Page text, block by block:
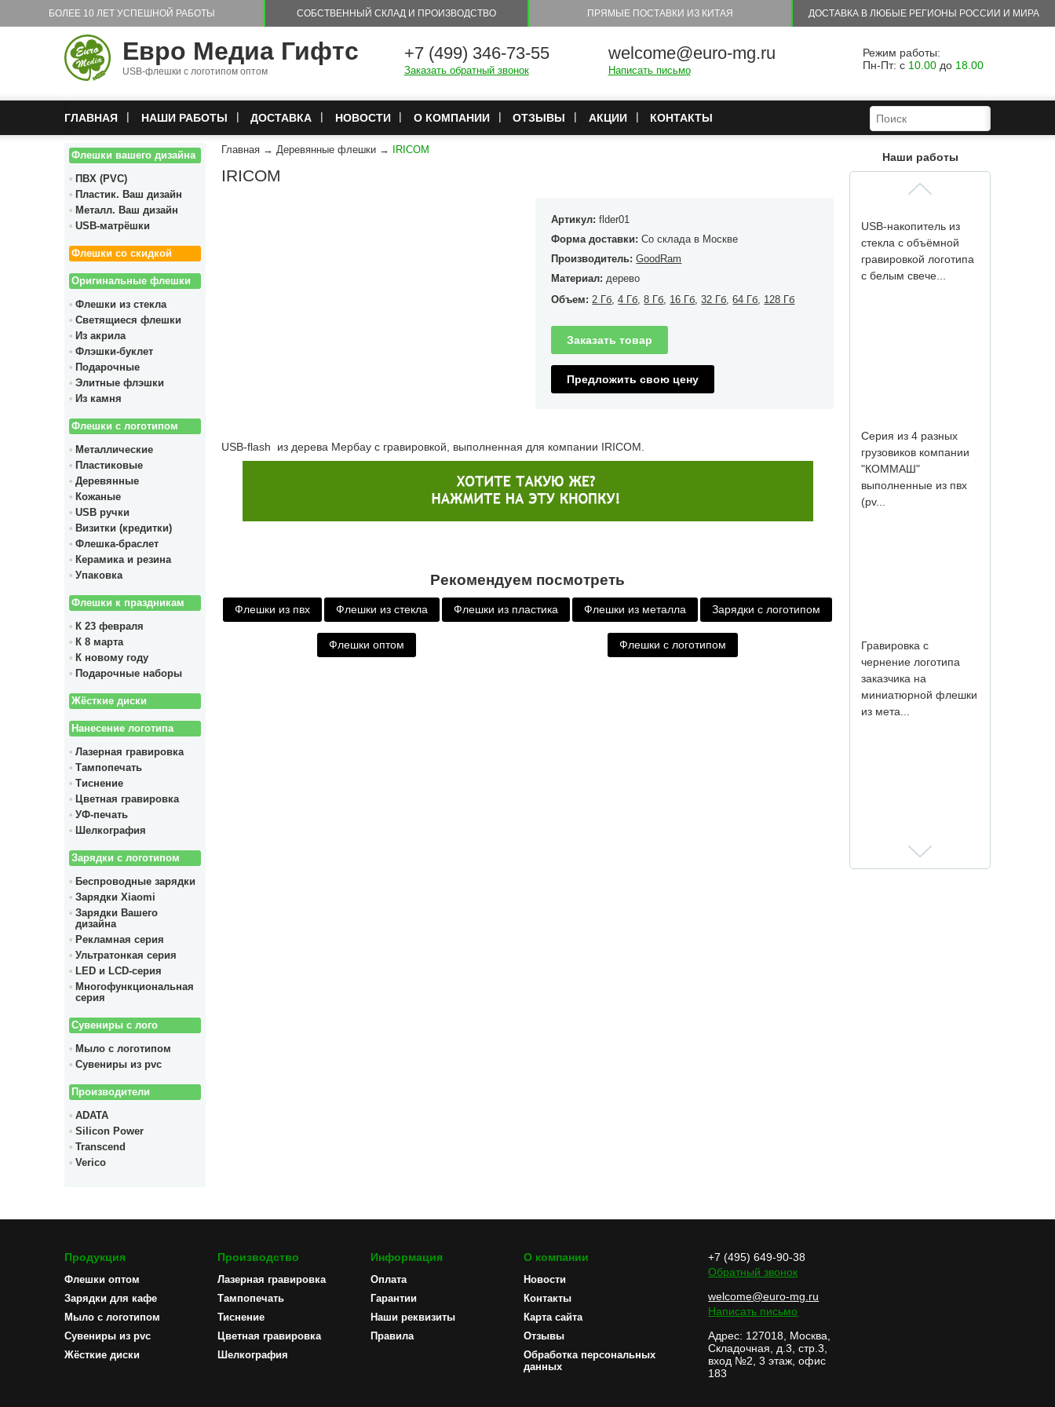
Перейти к основному содержанию
БОЛЕЕ 10 ЛЕТ УСПЕШНОЙ РАБОТЫ СОБСТВЕННЫЙ СКЛАД И ПРОИЗВОДСТВО ПРЯМЫЕ ПОСТАВКИ ИЗ КИТАЯ ДОСТАВКА В ЛЮБЫЕ РЕГИОНЫ РОССИИ И МИРА
Евро Медиа Гифтс
USB-флешки с логотипом оптом
+7 (499) 346-73-55
Заказать обратный звонок
welcome@euro-mg.ru
Написать письмо
Режим работы:
Пн-Пт: с 10.00 до 18.00
ГЛАВНАЯ НАШИ РАБОТЫ ДОСТАВКА НОВОСТИ О КОМПАНИИ ОТЗЫВЫ АКЦИИ КОНТАКТЫ ФОРМА ПОИСКА
ПОИСК
Флешки вашего дизайна
ПВХ (PVC)
Пластик. Ваш дизайн
Металл. Ваш дизайн
USB-матрёшки
Флешки со скидкой
Оригинальные флешки
Флешки из стекла
Светящиеся флешки
Из акрила
Флэшки-буклет
Подарочные
Элитные флэшки
Из камня
Флешки с логотипом
Металлические
Пластиковые
Деревянные
Кожаные
USB ручки
Визитки (кредитки)
Флешка-браслет
Керамика и резина
Упаковка
Флешки к праздникам
К 23 февраля
К 8 марта
К новому году
Подарочные наборы
Жёсткие диски
Нанесение логотипа
Лазерная гравировка
Тампопечать
Тиснение
Цветная гравировка
УФ-печать
Шелкография
Зарядки с логотипом
Беспроводные зарядки
Зарядки Xiaomi
Зарядки Вашего
дизайна
Рекламная серия
Ультратонкая серия
LED и LCD-серия
Многофункциональная
серия
Сувениры с лого
Мыло с логотипом
Сувениры из pvc
Производители
ADATA
Silicon Power
Transcend
Verico
Главная → Деревянные флешки → IRICOM
IRICOM
Артикул:flder01
Форма доставки:Со склада в Москве
Производитель:GoodRam
Материал: дерево
Объем: 2 Гб ,4 Гб ,8 Гб 16 Гб ,32 Гб ,64 Гб 128 Гб
Заказать товар
Предложить свою цену
USB-flash из дерева Мербау с гравировкой, выполненная для компании IRICOM.
Рекомендуем посмотреть
Флешки из пвх Флешки из стекла Флешки из пластика Флешки из металла Зарядки с логотипом
Флешки оптом Флешки с логотипом
Наши работы
Данная модель USB-
виде сноуборда с
нанесённым лог...
USB-накопитель из
стекла с объёмной
гравировкой логотипа
с белым свече...
Серия из 4 разных
грузовиков компании
"КОММАШ"
выполненные из пвх
(pv...
Гравировка с
чернение логотипа
заказчика на
миниатюрной флешки
из мета...
Дизайнерская USB-
флешка для
Продукция
Флешки оптом
Зарядки для кафе
Мыло с логотипом
Сувениры из pvc
Жёсткие диски
Производство
Лазерная гравировка
Тампопечать
Тиснение
Цветная гравировка
Шелкография
Информация
Оплата
Гарантии
Наши реквизиты
Правила
О компании
Новости
Контакты
Карта сайта
Отзывы
Обработка персональных
данных
+7 (495) 649-90-38
Обратный звонок
welcome@euro-mg.ru
Написать письмо
Адрес: 127018, Москва,
Складочная, д.3, стр.3,
вход №2, 3 этаж, офис
183